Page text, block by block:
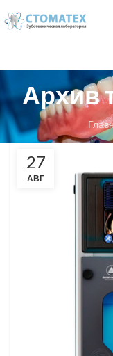
Архив
27
АВГ